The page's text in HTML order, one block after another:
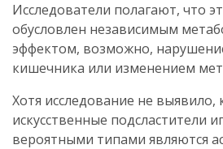
Исследователи полагают, что
обусловлен независимым
эффектом, возможно,
кишечника или изменением
Хотя исследование не выявило,
искусственные подсластители
вероятными типами являются